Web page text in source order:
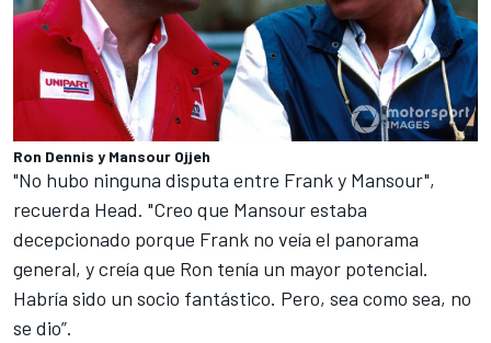
Ron Dennis y Mansour Ojjeh
"No hubo ninguna disputa entre Frank y Mansour",
recuerda Head. "Creo que Mansour estaba
decepcionado porque Frank no veía el panorama
general, y creía que Ron tenía un mayor potencial.
Habría sido un socio fantástico. Pero, sea como sea, no
se dio”.